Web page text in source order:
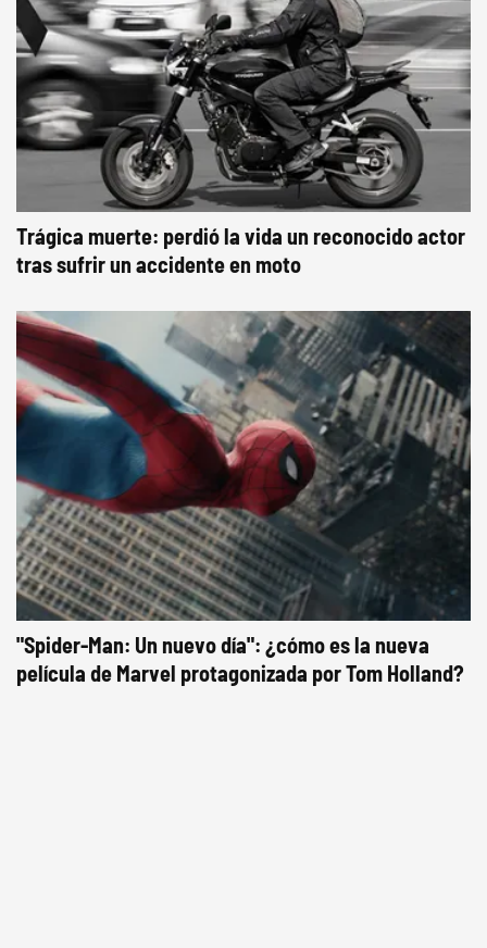
Trágica muerte: perdió la vida un reconocido actor
tras sufrir un accidente en moto
"Spider-Man: Un nuevo día": ¿cómo es la nueva
película de Marvel protagonizada por Tom Holland?